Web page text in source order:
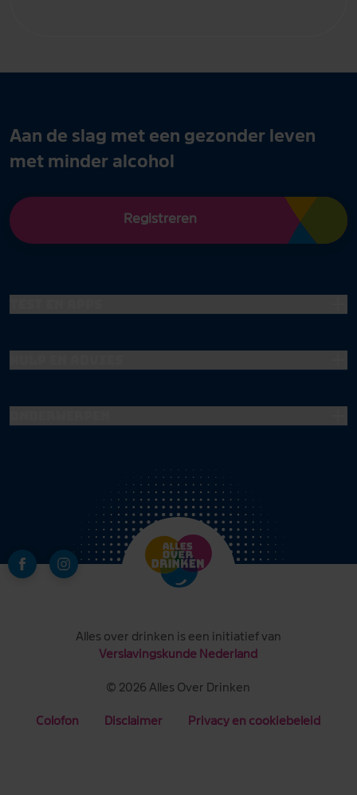
Aan de slag met een gezonder leven
met minder alcohol
Registreren
© 2026 Alles Over Drinken
Alles over drinken is een initiatief van
Verslavingskunde Nederland
Colofon Disclaimer Privacy en cookiebeleid